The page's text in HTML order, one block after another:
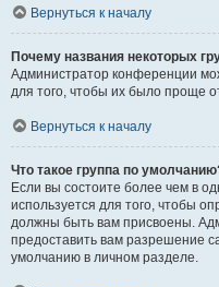
Вернуться к началу
Почему названия некоторых
Администратор конференции
для того, чтобы их было проще
Вернуться к началу
Что такое группа по
Если вы состоите более чем в
используется для того, чтобы
должны быть вам присвоены.
предоставить вам разрешение
умолчанию в личном разделе.